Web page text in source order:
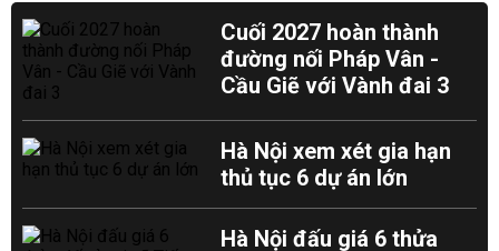
Cuối 2027 hoàn thành
đường nối Pháp Vân -
Cầu Giẽ với Vành đai 3
Hà Nội xem xét gia hạn
thủ tục 6 dự án lớn
Hà Nội đấu giá 6 thửa